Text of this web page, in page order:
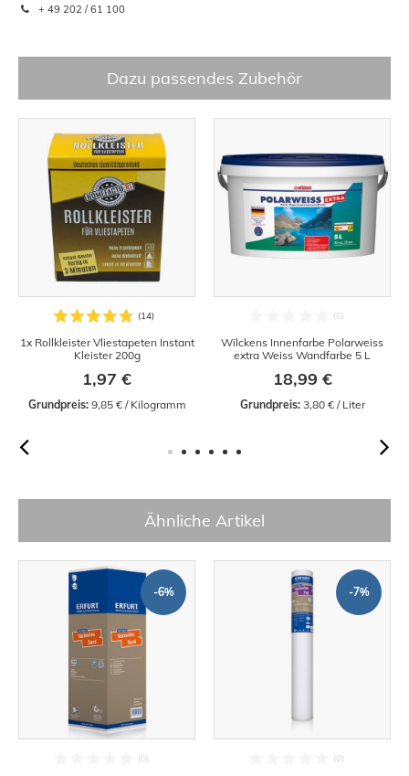
+ 49 202 / 61 100
Dazu passendes Zubehör
1x Rollkleister Vliestapeten Instant
Kleister 200g
1,97 €
Grundpreis: 9,85 € / Kilogramm
Wilckens Innenfarbe Polarweiss
extra Weiss Wandfarbe 5 L
18,99 €
Grundpreis: 3,80 € / Liter
Ähnliche Artikel
-6% -7%